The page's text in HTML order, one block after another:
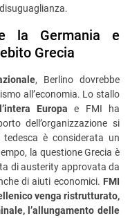
la Germania e
Grecia
, Berlino dovrebbe
all’economia. Lo stallo
Europa e FMI ha
dell’organizzazione si
tedesca è considerata un
la questione Grecia è
di austerity approvata da
di aiuti economici. FMI
venga ristrutturato,
l’allungamento delle